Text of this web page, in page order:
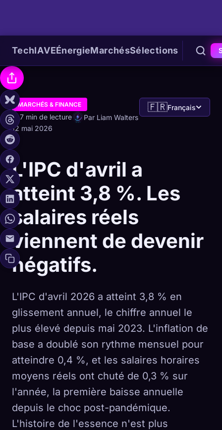
TechIAVEÉnergieMarchésSélections
MARCHÉS & FINANCE
7 min de lecture
Par Liam Walters
12 mai 2026
🇫🇷Français
L'IPC d'avril a
atteint 3,8 %. Les
salaires réels
viennent de devenir
négatifs.
L'IPC d'avril 2026 a atteint 3,8 % en
glissement annuel, le chiffre annuel le
plus élevé depuis mai 2023. L'inflation de
base a doublé son rythme mensuel pour
atteindre 0,4 %, et les salaires horaires
moyens réels ont chuté de 0,3 % sur
l'année, la première baisse annuelle
depuis le choc post-pandémique.
L'histoire de l'essence n'est plus